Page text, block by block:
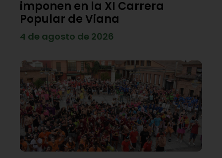
imponen en la XI Carrera
Popular de Viana
4 de agosto de 2026